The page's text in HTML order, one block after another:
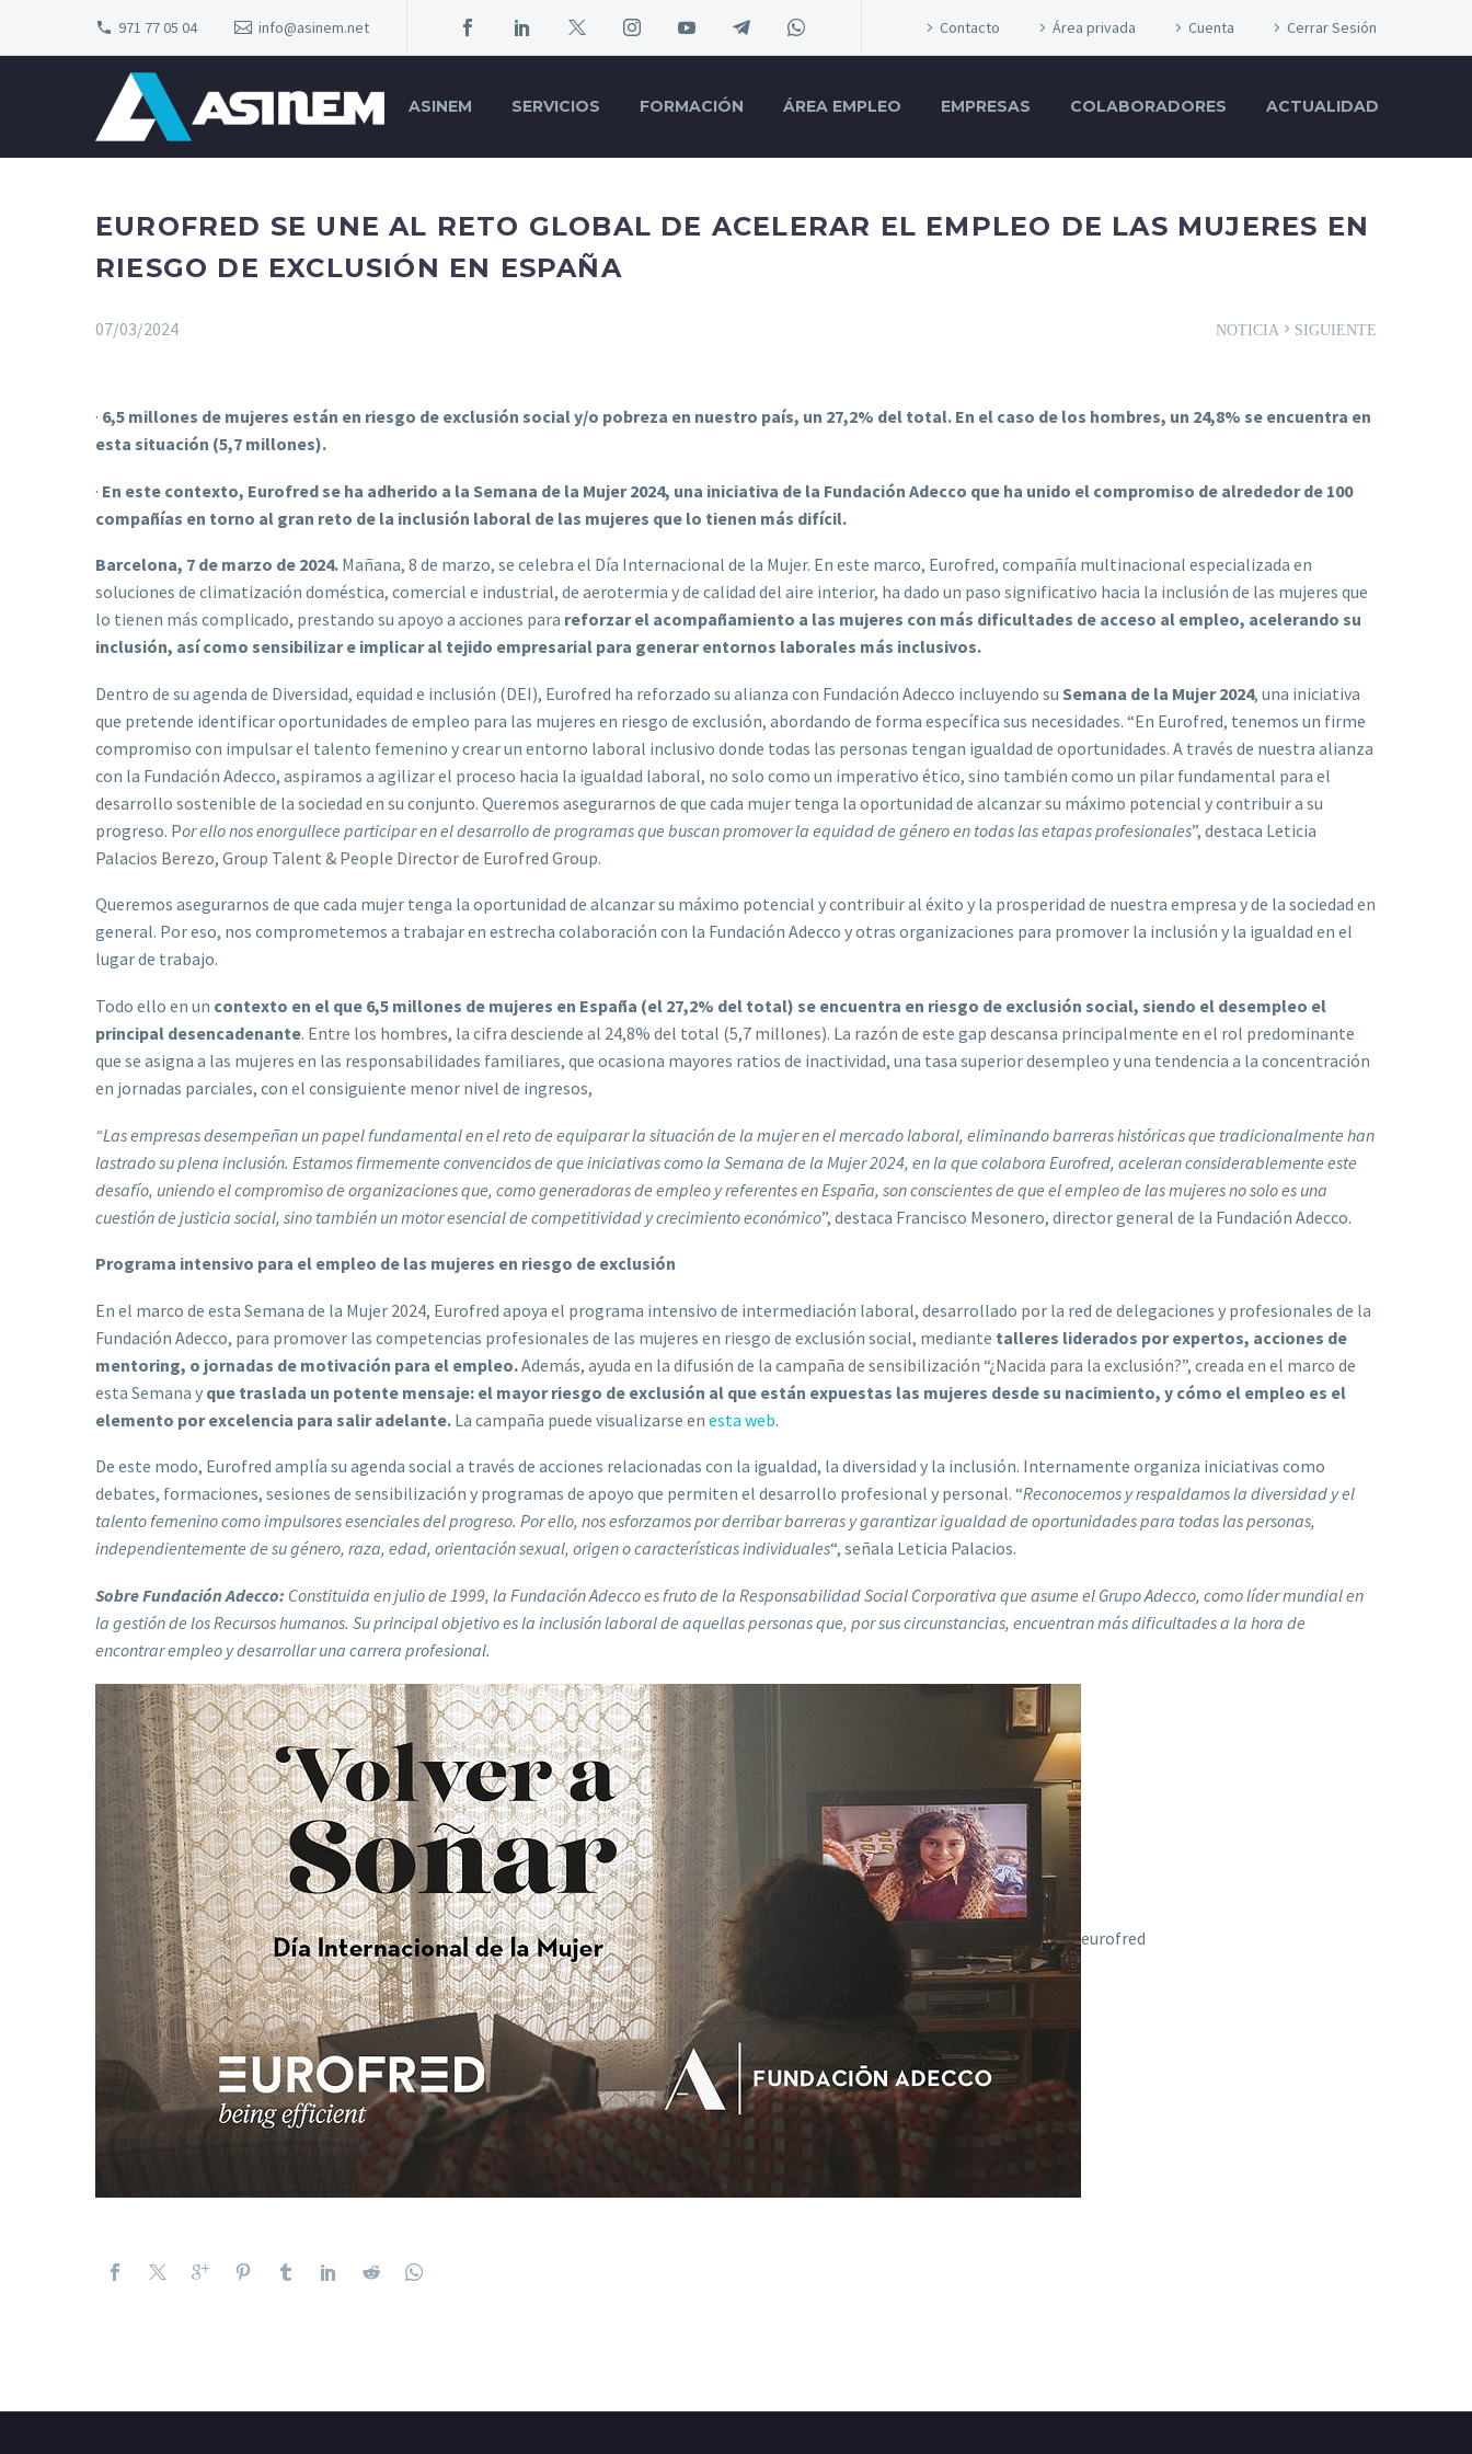
971 77 05 04 info@asinem.net Contacto Área privada Cuenta Cerrar Sesión
ASINEM SERVICIOS FORMACIÓN ÁREA EMPLEO EMPRESAS COLABORADORES ACTUALIDAD
EUROFRED SE UNE AL RETO GLOBAL DE ACELERAR EL EMPLEO DE LAS MUJERES EN
RIESGO DE EXCLUSIÓN EN ESPAÑA
NOTICIASIGUIENTE
07/03/2024
· 6,5 millones de mujeres están en riesgo de exclusión social y/o pobreza en nuestro país, un 27,2% del total. En el caso de los hombres, un 24,8% se encuentra en
esta situación (5,7 millones).
· En este contexto, Eurofred se ha adherido a la Semana de la Mujer 2024, una iniciativa de la Fundación Adecco que ha unido el compromiso de alrededor de 100
compañías en torno al gran reto de la inclusión laboral de las mujeres que lo tienen más difícil.
Barcelona, 7 de marzo de 2024. Mañana, 8 de marzo, se celebra el Día Internacional de la Mujer. En este marco, Eurofred, compañía multinacional especializada en
soluciones de climatización doméstica, comercial e industrial, de aerotermia y de calidad del aire interior, ha dado un paso significativo hacia la inclusión de las mujeres que
lo tienen más complicado, prestando su apoyo a acciones para reforzar el acompañamiento a las mujeres con más dificultades de acceso al empleo, acelerando su
inclusión, así como sensibilizar e implicar al tejido empresarial para generar entornos laborales más inclusivos.
Dentro de su agenda de Diversidad, equidad e inclusión (DEI), Eurofred ha reforzado su alianza con Fundación Adecco incluyendo su Semana de la Mujer 2024, una iniciativa
que pretende identificar oportunidades de empleo para las mujeres en riesgo de exclusión, abordando de forma específica sus necesidades. “En Eurofred, tenemos un firme
compromiso con impulsar el talento femenino y crear un entorno laboral inclusivo donde todas las personas tengan igualdad de oportunidades. A través de nuestra alianza
con la Fundación Adecco, aspiramos a agilizar el proceso hacia la igualdad laboral, no solo como un imperativo ético, sino también como un pilar fundamental para el
desarrollo sostenible de la sociedad en su conjunto. Queremos asegurarnos de que cada mujer tenga la oportunidad de alcanzar su máximo potencial y contribuir a su
progreso. Por ello nos enorgullece participar en el desarrollo de programas que buscan promover la equidad de género en todas las etapas profesionales”, destaca Leticia
Palacios Berezo, Group Talent & People Director de Eurofred Group.
Queremos asegurarnos de que cada mujer tenga la oportunidad de alcanzar su máximo potencial y contribuir al éxito y la prosperidad de nuestra empresa y de la sociedad en
general. Por eso, nos comprometemos a trabajar en estrecha colaboración con la Fundación Adecco y otras organizaciones para promover la inclusión y la igualdad en el
lugar de trabajo.
Todo ello en un contexto en el que 6,5 millones de mujeres en España (el 27,2% del total) se encuentra en riesgo de exclusión social, siendo el desempleo el
principal desencadenante. Entre los hombres, la cifra desciende al 24,8% del total (5,7 millones). La razón de este gap descansa principalmente en el rol predominante
que se asigna a las mujeres en las responsabilidades familiares, que ocasiona mayores ratios de inactividad, una tasa superior desempleo y una tendencia a la concentración
en jornadas parciales, con el consiguiente menor nivel de ingresos,
“Las empresas desempeñan un papel fundamental en el reto de equiparar la situación de la mujer en el mercado laboral, eliminando barreras históricas que tradicionalmente han
lastrado su plena inclusión. Estamos firmemente convencidos de que iniciativas como la Semana de la Mujer 2024, en la que colabora Eurofred, aceleran considerablemente este
desafío, uniendo el compromiso de organizaciones que, como generadoras de empleo y referentes en España, son conscientes de que el empleo de las mujeres no solo es una
cuestión de justicia social, sino también un motor esencial de competitividad y crecimiento económico”, destaca Francisco Mesonero, director general de la Fundación Adecco.
Programa intensivo para el empleo de las mujeres en riesgo de exclusión
En el marco de esta Semana de la Mujer 2024, Eurofred apoya el programa intensivo de intermediación laboral, desarrollado por la red de delegaciones y profesionales de la
Fundación Adecco, para promover las competencias profesionales de las mujeres en riesgo de exclusión social, mediante talleres liderados por expertos, acciones de
mentoring, o jornadas de motivación para el empleo.Además, ayuda en la difusión de la campaña de sensibilización “¿Nacida para la exclusión?”, creada en el marco de
esta Semana y que traslada un potente mensaje: el mayor riesgo de exclusión al que están expuestas las mujeres desde su nacimiento, y cómo el empleo es el
elemento por excelencia para salir adelante. La campaña puede visualizarse en esta web.
De este modo, Eurofred amplía su agenda social a través de acciones relacionadas con la igualdad, la diversidad y la inclusión. Internamente organiza iniciativas como
debates, formaciones, sesiones de sensibilización y programas de apoyo que permiten el desarrollo profesional y personal. “Reconocemos y respaldamos la diversidad y el
talento femenino como impulsores esenciales del progreso. Por ello, nos esforzamos por derribar barreras y garantizar igualdad de oportunidades para todas las personas,
independientemente de su género, raza, edad, orientación sexual, origen o características individuales“, señala Leticia Palacios.
Sobre Fundación Adecco: Constituida en julio de 1999, la Fundación Adecco es fruto de la Responsabilidad Social Corporativa que asume el Grupo Adecco, como líder mundial en
la gestión de los Recursos humanos. Su principal objetivo es la inclusión laboral de aquellas personas que, por sus circunstancias, encuentran más dificultades a la hora de
encontrar empleo y desarrollar una carrera profesional.
eurofred